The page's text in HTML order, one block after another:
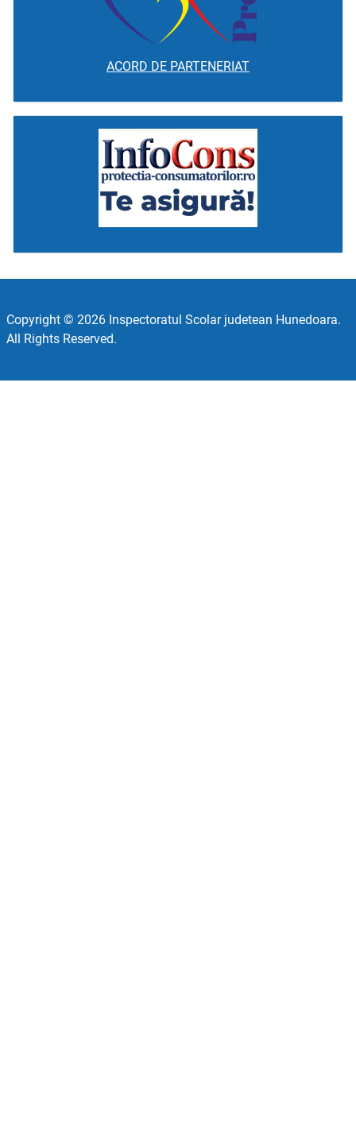
ACORD DE PARTENERIAT
Copyright © 2026 Inspectoratul Scolar judetean Hunedoara.
All Rights Reserved.